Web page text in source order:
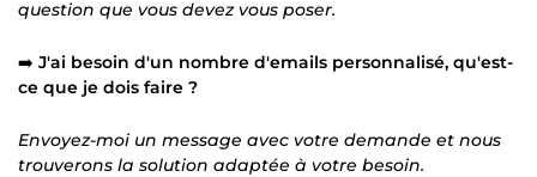
question que vous devez vous poser.
➡️ J'ai besoin d'un nombre d'emails personnalisé, qu'est-
ce que je dois faire ?
Envoyez-moi un message avec votre demande et nous
trouverons la solution adaptée à votre besoin.